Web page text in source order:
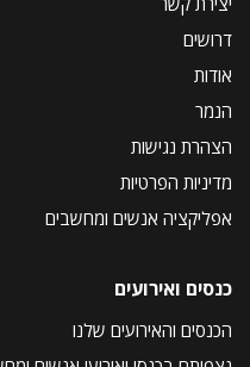
דרושים
אודות
הנמר
הצהרת נגישות
מדיניות הפרטיות
אפליקציה אנשים ומחשבים
כנסים ואירועים
הכנסים והאירועים שלנו